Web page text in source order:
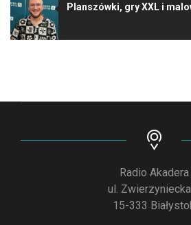
Planszówki, gry XXL i
Radio Akadera
ul.
15-333